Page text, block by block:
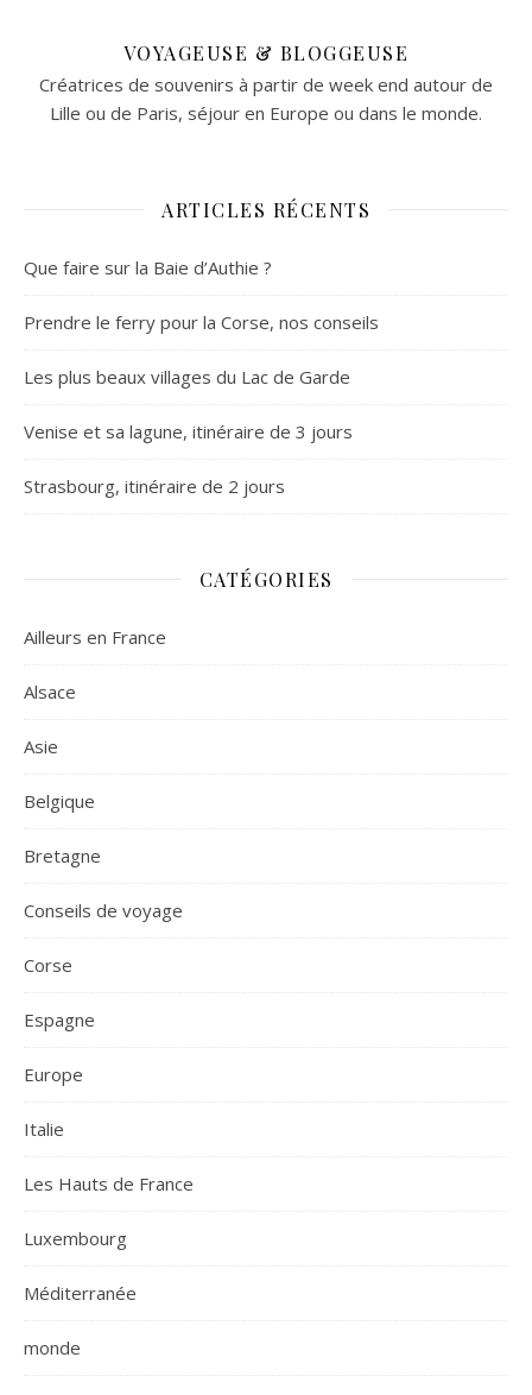
VOYAGEUSE & BLOGGEUSE
Créatrices de souvenirs à partir de week end autour de
Lille ou de Paris, séjour en Europe ou dans le monde.
ARTICLES RÉCENTS
Que faire sur la Baie d’Authie ?
Prendre le ferry pour la Corse, nos conseils
Les plus beaux villages du Lac de Garde
Venise et sa lagune, itinéraire de 3 jours
Strasbourg, itinéraire de 2 jours
CATÉGORIES
Ailleurs en France
Alsace
Asie
Belgique
Bretagne
Conseils de voyage
Corse
Espagne
Europe
Italie
Les Hauts de France
Luxembourg
Méditerranée
monde